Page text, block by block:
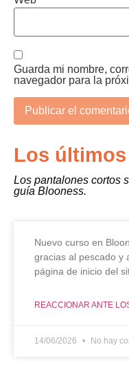
Guarda mi nombre,
navegador para la
Los
Los pantalones cortos
guía Blooness.
Nuevo curso en
gracias al pescado y
página de inicio del
REACCIONAR ANTE
14/06/2026 No hay